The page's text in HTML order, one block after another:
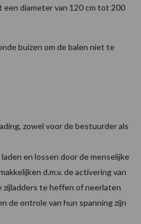
diameter van 120 cm tot 200
buizen om de balen niet te
zowel voor de bestuurder als
en lossen door de menselijke
d.m.v. de activering van
te heffen of neerlaten
de ontrole van hun spanning zijn